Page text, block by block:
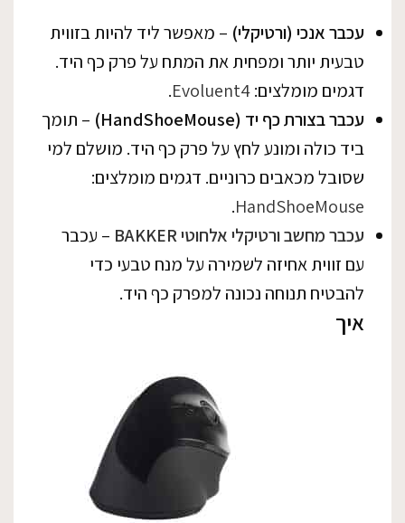
עכבר אנכי (ורטיקלי) – מאפשר ליד להיות בזווית
טבעית יותר ומפחית את המתח על פרק כף היד.
דגמים מומלצים:Evoluent4
.
עכבר בצורת כף יד (HandShoeMouse)
– תומך
ביד כולה ומונע לחץ על פרק כף היד. מושלם למי
שסובל מכאבים כרוניים. דגמים מומלצים:
HandShoeMouse
.
עכבר מחשב ורטיקלי אלחוטי BAKKER
– עכבר
עם זווית אחיזה לשמירה על מנח טבעי כדי
להבטיח תנוחה נכונה למפרק כף היד.
איך